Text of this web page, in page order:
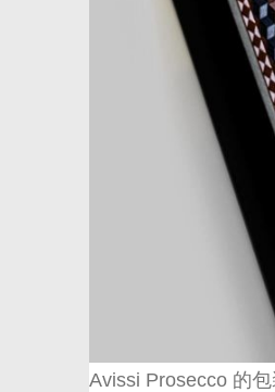
Avissi Prosecco 的